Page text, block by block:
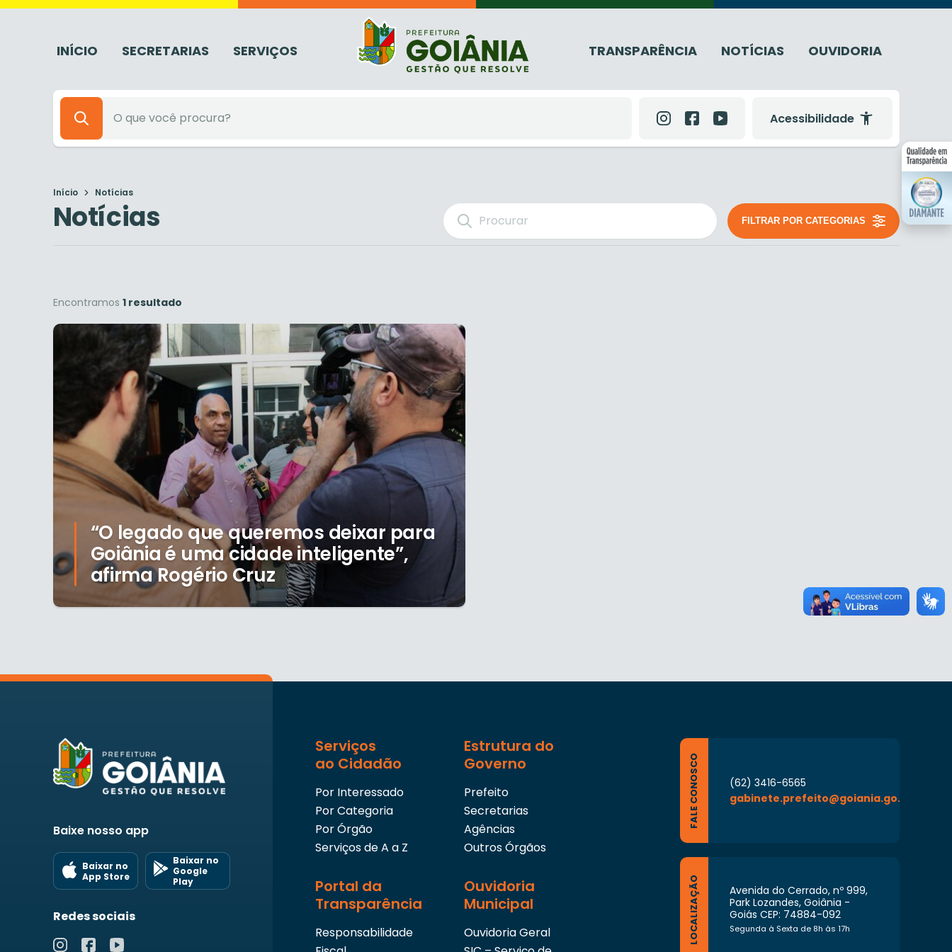
INÍCIO SECRETARIAS SERVIÇOS TRANSPARÊNCIA NOTÍCIAS OUVIDORIA
Acessibilidade
Início Notícias
Notícias FILTRAR POR CATEGORIAS
Encontramos 1 resultado
“O legado que queremos deixar para
Goiânia é uma cidade inteligente”,
afirma Rogério Cruz
Baixe nosso app
Baixar no
App Store
Baixar no
Google
Play
Redes sociais
Serviços
ao Cidadão
Por Interessado
Por Categoria
Por Órgão
Serviços de A a Z
Estrutura do
Governo
Prefeito
Secretarias
Agências
Outros Órgãos
Portal da
Transparência
Responsabilidade
Ouvidoria
Municipal
Ouvidoria Geral
FALE CONOSCO
(62) 3416-6565
gabinete.prefeito@goiania.go.gov.br
LOCALIZAÇÃO
Avenida do Cerrado, nº 999,
Park Lozandes, Goiânia -
Goiás CEP: 74884-092
Segunda à Sexta de 8h às 17h